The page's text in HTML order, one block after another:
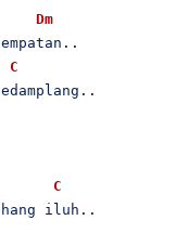
Dm
C
C
iluh..